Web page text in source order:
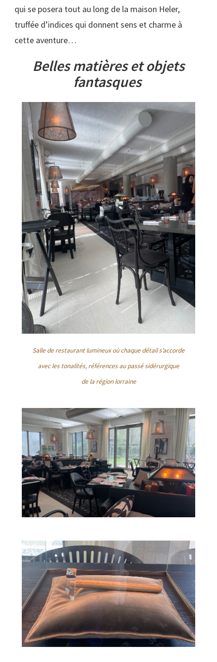
qui se posera tout au long de la maison Heler,
truffée d’indices qui donnent sens et charme à
cette aventure…
Belles matières et objets
fantasques
Salle de restaurant lumineux où chaque détail s’accorde
avec les tonalités, références au passé sidérurgique
de la région lorraine